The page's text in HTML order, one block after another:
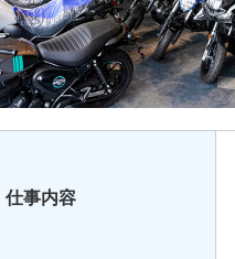
仕事内容